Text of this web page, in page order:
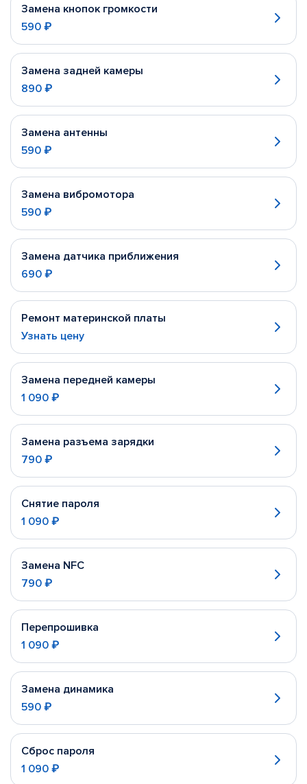
Замена кнопок громкости
590 ₽
Замена задней камеры
890 ₽
Замена антенны
590 ₽
Замена вибромотора
590 ₽
Замена датчика приближения
690 ₽
Ремонт материнской платы
Узнать цену
Замена передней камеры
1 090 ₽
Замена разъема зарядки
790 ₽
Снятие пароля
1 090 ₽
Замена NFC
790 ₽
Перепрошивка
1 090 ₽
Замена динамика
590 ₽
Сброс пароля
1 090 ₽